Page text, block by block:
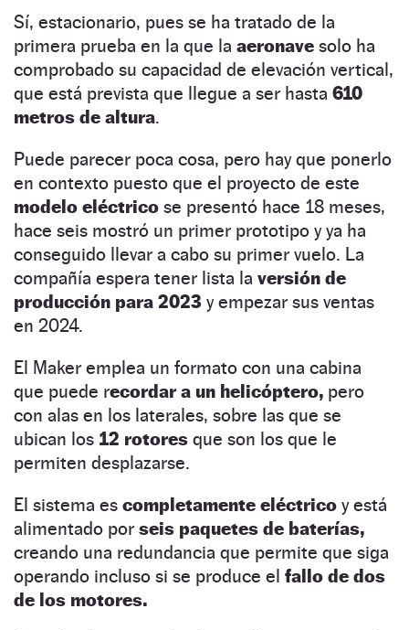
Sí, estacionario, pues se ha tratado de la
primera prueba en la que la aeronave solo ha
comprobado su capacidad de elevación vertical,
que está prevista que llegue a ser hasta 610
metros de altura.
Puede parecer poca cosa, pero hay que ponerlo
en contexto puesto que el proyecto de este
modelo eléctrico se presentó hace 18 meses,
hace seis mostró un primer prototipo y ya ha
conseguido llevar a cabo su primer vuelo. La
compañía espera tener lista la versión de
producción para 2023 y empezar sus ventas
en 2024.
El Maker emplea un formato con una cabina
que puede recordar a un helicóptero, pero
con alas en los laterales, sobre las que se
ubican los 12 rotores que son los que le
permiten desplazarse.
El sistema es completamente eléctrico y está
alimentado por seis paquetes de baterías,
creando una redundancia que permite que siga
operando incluso si se produce el fallo de dos
de los motores.